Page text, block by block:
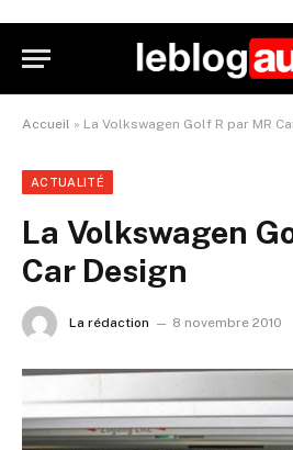
Accueil » La Volkswagen Golf R par MR
ACTUALITÉ
La Volkswagen
Car Design
La rédaction 8 novembre 2010